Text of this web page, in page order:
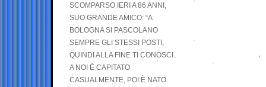
SCOMPARSO IERI A 86 ANNI,
SUO GRANDE AMICO: “A
BOLOGNA SI PASCOLANO
SEMPRE GLI STESSI POSTI,
QUINDI ALLA FINE TI CONOSCI.
A NOI È CAPITATO
CASUALMENTE, POI È NATO